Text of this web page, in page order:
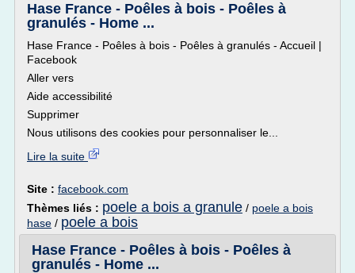
Hase France - Poêles à bois - Poêles à
granulés - Home ...
Hase France - Poêles à bois - Poêles à granulés - Accueil |
Facebook
Aller vers
Aide accessibilité
Supprimer
Nous utilisons des cookies pour personnaliser le...
Lire la suite
Site : facebook.com
Thèmes liés : poele a bois a granule / poele a bois
hase / poele a bois
Hase France - Poêles à bois - Poêles à
granulés - Home ...